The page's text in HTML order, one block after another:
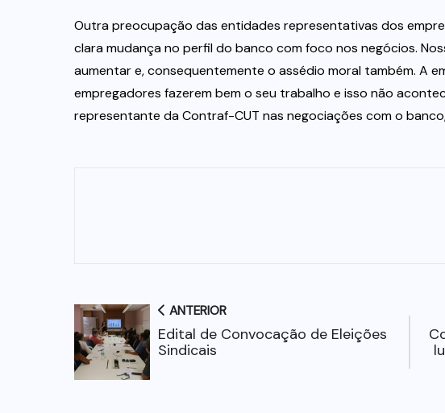
Outra preocupação das entidades representativas dos
clara mudança no perfil do banco com foco nos negócios.
aumentar e, consequentemente o assédio moral também. A
empregadores fazerem bem o seu trabalho e isso não
representante da Contraf-CUT nas negociações com o banco,
ANTERIOR
Edital de Convocação de Eleições
Sindicais